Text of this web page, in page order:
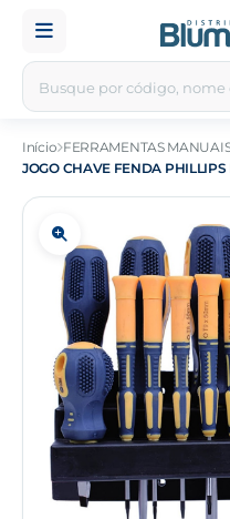
Início FERRAMENTAS
JOGO CHAVE FENDA